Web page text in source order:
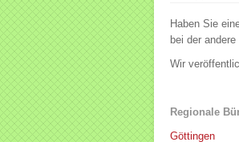
Haben Sie
bei der
Wir
Regionale
Göttingen